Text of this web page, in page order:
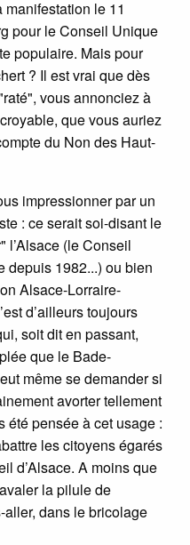
manifestation le 11
pour le Conseil Unique
populaire. Mais pour
? Il est vrai que dès
vous annonciez à
que vous auriez
du Non des Haut-
impressionner par un
: ce serait soi-disant le
l’Alsace (le Conseil
depuis 1982...) ou bien
Alsace-Lorraire-
d’ailleurs toujours
soit dit en passant,
que le Bade-
même se demander si
avorter tellement
été pensée à cet usage :
les citoyens égarés
d’Alsace. A moins que
la pilule de
aller, dans le bricolage